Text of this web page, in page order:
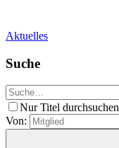
Aktuelles
Suche
Nur Titel durchsuchen
Von: